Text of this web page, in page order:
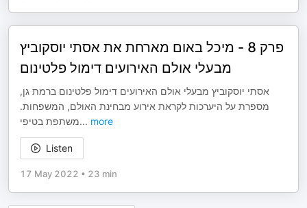
פרק 8 - מיכל באום מארחת את אסתי יוסקוביץ
מבעלי אולם האירועים דימול פלטינום
אסתי יוסקוביץ מבעלי אולם האירועים דימול פלטינום ברמת גן,
מספרת על היערכות לקראת אירוע מבחינת האולם, המשפחות.
משתפת בטיפי... more
Listen
17 May 2022 • 23 min